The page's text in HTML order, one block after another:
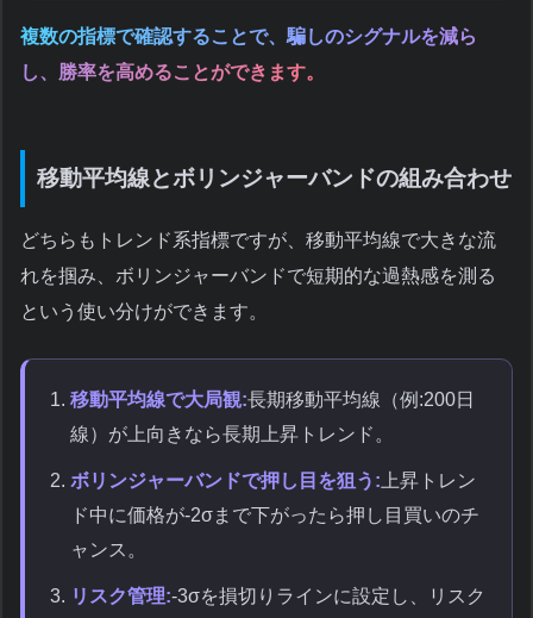
複数の指標で確認することで、騙しのシグナルを減ら
し、勝率を高めることができます。
移動平均線とボリンジャーバンドの組み合わせ
どちらもトレンド系指標ですが、移動平均線で大きな流
れを掴み、ボリンジャーバンドで短期的な過熱感を測る
という使い分けができます。
移動平均線で大局観:長期移動平均線（例:200日
線）が上向きなら長期上昇トレンド。
ボリンジャーバンドで押し目を狙う: 上昇トレン
ド中に価格が-2σまで下がったら押し目買いのチ
ャンス。
リスク管理:-3σを損切りラインに設定し、リスク